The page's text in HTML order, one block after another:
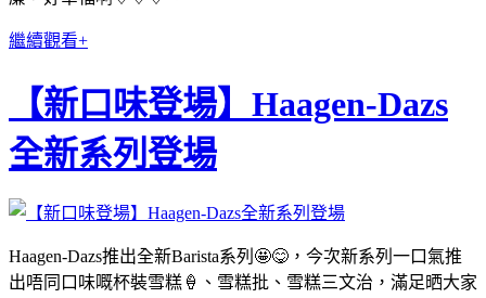
繼續觀看+
【新口味登場】Haagen-Dazs
全新系列登場
Haagen-Dazs推出全新Barista系列🤩😋，今次新系列一口氣推
出唔同口味嘅杯裝雪糕🍦、雪糕批、雪糕三文治，滿足晒大家